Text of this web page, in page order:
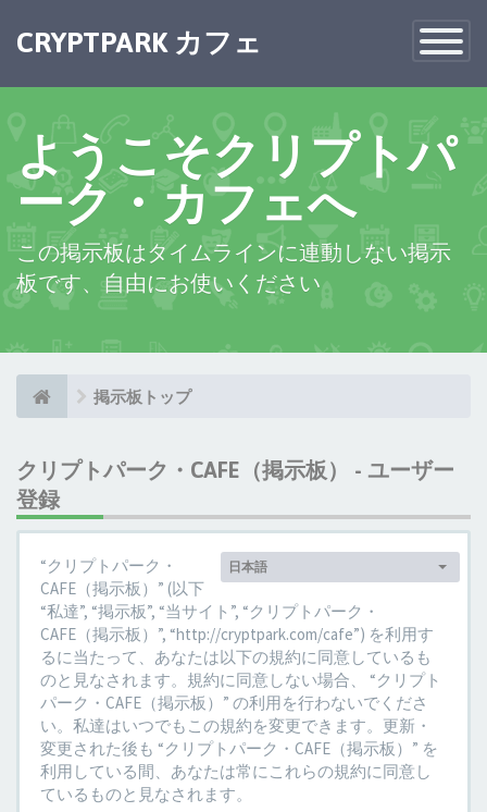
Toggle
CRYPTPARK カフェ ×
ようこそクリプトパ
ーク・カフェへ
この掲示板はタイムラインに連動しない掲示
板です、自由にお使いください
掲示板トップ
クリプトパーク・CAFE（掲示板） - ユーザー
登録
言
語:
日本語
“クリプトパーク・
CAFE（掲示板）” (以下
“私達”, “掲示板”, “当サイト”, “クリプトパーク・
CAFE（掲示板）”, “http://cryptpark.com/cafe”) を利用す
るに当たって、あなたは以下の規約に同意しているも
のと見なされます。規約に同意しない場合、 “クリプト
パーク・CAFE（掲示板）” の利用を行わないでくださ
い。私達はいつでもこの規約を変更できます。更新・
変更された後も “クリプトパーク・CAFE（掲示板）” を
利用している間、あなたは常にこれらの規約に同意し
ているものと見なされます。